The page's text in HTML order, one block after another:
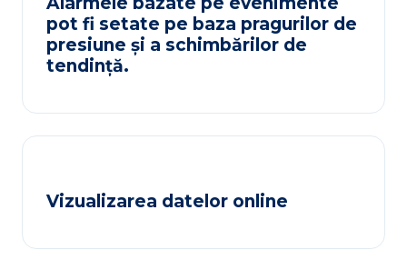
pot fi setate pe baza pragurilor de
presiune și a schimbărilor de
tendință.
Vizualizarea datelor online